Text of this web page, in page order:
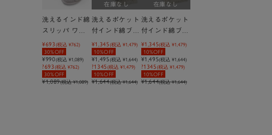
洗えるインド綿
スリッパ ワッ
フルクロス
¥693(税込 ¥762)
30%OFF
¥990(税込 ¥1,089)
?693(税込 ¥762)
30%OFF
¥1,089(税込 ¥1,089)
在庫なし
洗えるポケット
付インド綿ブラ
ンケット ワッ
フル
¥1,345(税込 ¥1,479)
10%OFF
¥1,495(税込 ¥1,644)
?1345(税込 ¥1,479)
10%OFF
¥1,644(税込 ¥1,644)
在庫なし
洗えるポケット
付インド綿ブラ
ンケット ガー
ゼ
¥1,345(税込¥1,479)
10%OFF
¥1,495(税込¥1,644)
?1345(税込 ¥1,479)
10%OFF
¥1,644(税込 ¥1,644)